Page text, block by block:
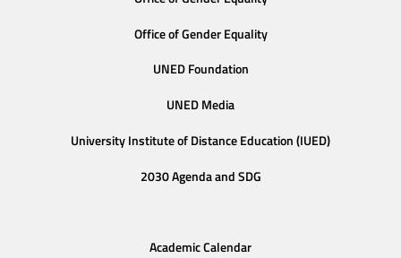
Office of Gender Equality
UNED Foundation
UNED Media
University Institute of Distance Education (IUED)
2030 Agenda and SDG
Academic Calendar